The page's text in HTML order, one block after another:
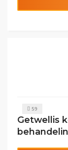
59
Getwellis